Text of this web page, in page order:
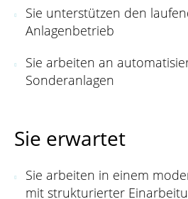
Sie unterstützen den
Anlagenbetrieb
Sie arbeiten an
Sonderanlagen
Sie erwartet
Sie arbeiten in einem
mit strukturierter